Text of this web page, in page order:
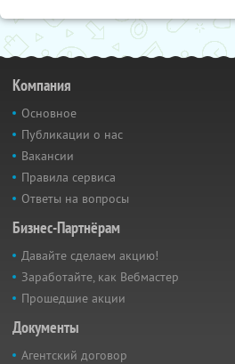
Компания
Основное
Публикации о нас
Вакансии
Правила сервиса
Ответы на вопросы
Бизнес-Партнёрам
Давайте сделаем акцию!
Заработайте, как Вебмастер
Прошедшие акции
Документы
Агентский договор